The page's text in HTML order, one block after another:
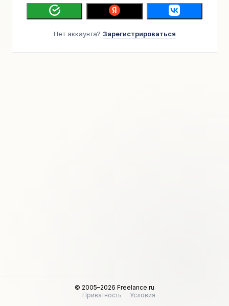
Нет аккаунта? Зарегистрироваться
© 2005–2026 Freelance.ru
Приватность
Условия